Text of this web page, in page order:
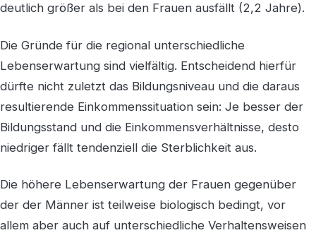
deutlich größer als bei den Frauen ausfällt (2,2 Jahre).
Die Gründe für die regional unterschiedliche
Lebenserwartung sind vielfältig. Entscheidend hierfür
dürfte nicht zuletzt das Bildungsniveau und die daraus
resultierende Einkommenssituation sein: Je besser der
Bildungsstand und die Einkommensverhältnisse, desto
niedriger fällt tendenziell die Sterblichkeit aus.
Die höhere Lebenserwartung der Frauen gegenüber
der der Männer ist teilweise biologisch bedingt, vor
allem aber auch auf unterschiedliche Verhaltensweisen